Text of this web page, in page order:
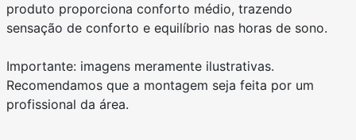
produto proporciona conforto médio, trazendo
sensação de conforto e equilíbrio nas horas de sono.
Importante: imagens meramente ilustrativas.
Recomendamos que a montagem seja feita por um
profissional da área.